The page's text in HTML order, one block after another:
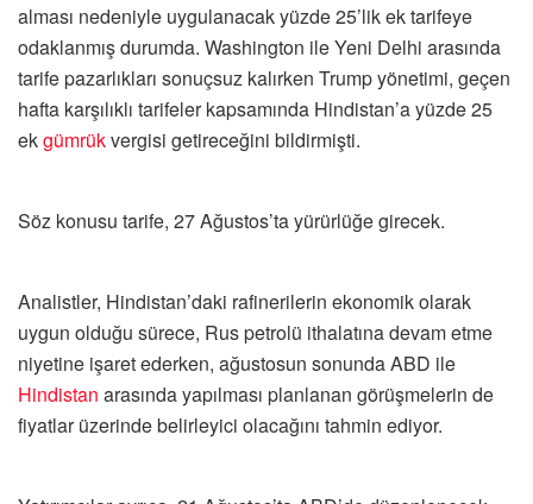
alması nedeniyle uygulanacak yüzde 25’lik ek tarifeye
odaklanmış durumda. Washington ile Yeni Delhi arasında
tarife pazarlıkları sonuçsuz kalırken Trump yönetimi, geçen
hafta karşılıklı tarifeler kapsamında Hindistan’a yüzde 25
ekgümrükvergisi getireceğini bildirmişti.
Söz konusu tarife, 27 Ağustos’ta yürürlüğe girecek.
Analistler, Hindistan’daki rafinerilerin ekonomik olarak
uygun olduğu sürece, Rus petrolü ithalatına devam etme
niyetine işaret ederken, ağustosun sonunda ABD ile
Hindistan arasında yapılması planlanan görüşmelerin de
fiyatlar üzerinde belirleyici olacağını tahmin ediyor.